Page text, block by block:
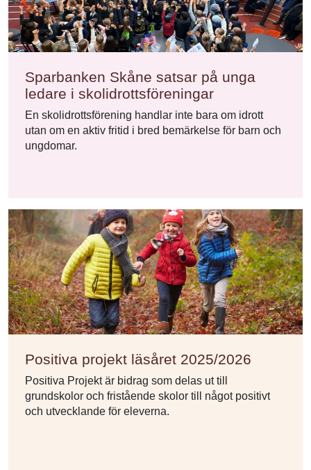
Sparbanken Skåne satsar på unga
ledare i skolidrottsföreningar
En skolidrottsförening handlar inte bara om idrott
utan om en aktiv fritid i bred bemärkelse för barn och
ungdomar.
Positiva projekt läsåret 2025/2026
Positiva Projekt är bidrag som delas ut till
grundskolor och fristående skolor till något positivt
och utvecklande för eleverna.